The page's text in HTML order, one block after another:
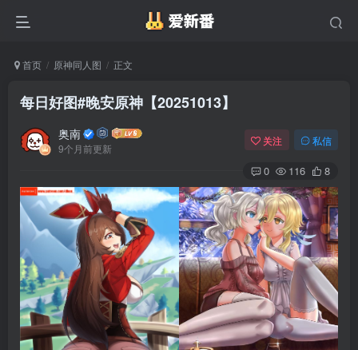
首页 原神同人图 正文
每日好图#晚安原神【20251013】
奥南
9个月前更新
关注 私信
0 116 8